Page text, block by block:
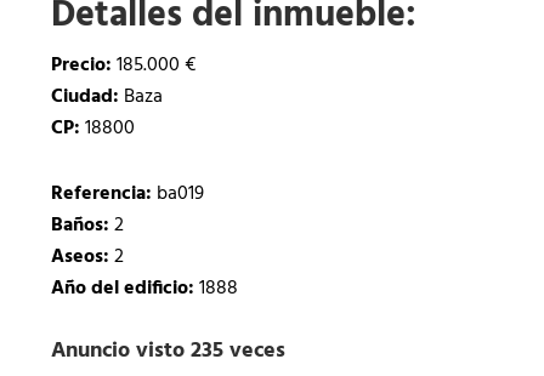
Detalles del inmueble:
Precio:185.000 €
Ciudad: Baza
CP:18800
Referencia: ba019
Baños:2
Aseos:2
Año del edificio:1888
Anuncio visto 235 veces